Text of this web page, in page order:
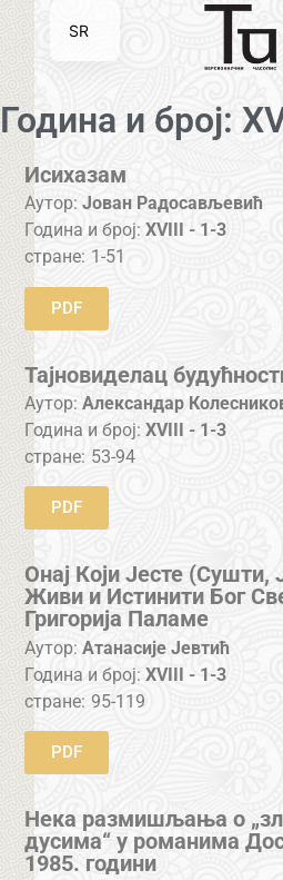
Година и број:
Исихазам
Аутор: Јован Радосављевић
Година и број:XVIII - 1-3
стране: 1-51
PDF
Тајновиделац
Аутор: Александар
Година и број:XVIII - 1-3
стране: 53-94
PDF
Онај Који Јесте (Сушти,
Живи и Истинити Бог
Григорија Паламе
Аутор: Атанасије Јевтић
Година и број:XVIII - 1-3
стране: 95-119
PDF
Нека размишљања о
дусима“ у романима
1985. години
SR
EN